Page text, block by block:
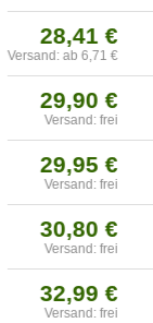
28,41 €
Versand: ab 6,71 €
29,90 €
Versand: frei
29,95 €
Versand: frei
30,80 €
Versand: frei
32,99 €
Versand: frei